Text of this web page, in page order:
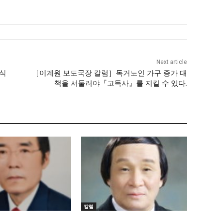
Next article
［이계원 보도국장 칼럼］독거노인 가구 증가 대
책을 서둘러야『고독사』를 지킬 수 있다.
칼럼